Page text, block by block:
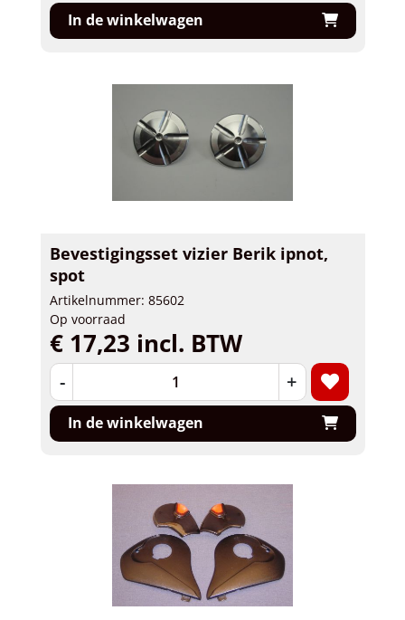
In de winkelwagen
Bevestigingsset vizier Berik ipnot,
spot
Artikelnummer: 85602
Op voorraad
€ 17,23 incl. BTW
- +
In de winkelwagen